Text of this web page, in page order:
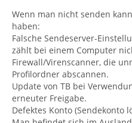
Wenn man nicht senden
haben:
Falsche Sendeserver-
zählt bei einem Computer
Firewall/Virenscanner, die
Profilordner abscannen.
Update von TB bei
erneuter Freigabe.
Defektes Konto (Sendekonto